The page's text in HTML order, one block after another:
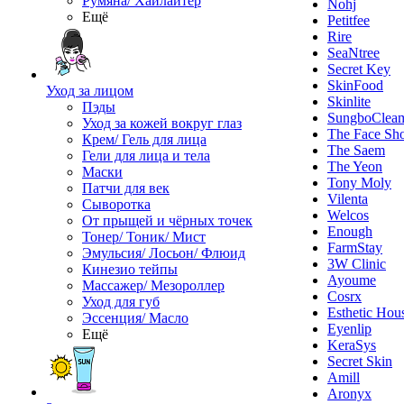
Ещё
Уход за лицом
Пэды
Уход за кожей вокруг глаз
Крем/ Гель для лица
Гели для лица и тела
Маски
Патчи для век
Сыворотка
От прыщей и чёрных точек
Тонер/ Тоник/ Мист
Эмульсия/ Лосьон/ Флюид
Кинезио тейпы
Массажер/ Мезороллер
Уход для губ
Эссенция/ Масло
Ещё
Nohj
Petitfee
Rire
SeaNtree
Secret Key
SkinFood
Skinlite
The Face
The Saem
The Yeon
Tony Moly
Vilenta
Welcos
Enough
FarmStay
3W Clinic
Ayoume
Cosrx
Esthetic
Eyenlip
KeraSys
Secret Skin
Amill
Aronyx